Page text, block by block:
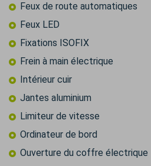
Feux de route automatiques
Feux LED
Fixations ISOFIX
Frein à main électrique
Intérieur cuir
Jantes aluminium
Limiteur de vitesse
Ordinateur de bord
Ouverture du coffre électrique